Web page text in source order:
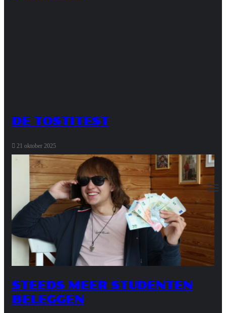
DE TOSTITEST
21 oktober 2025
STEEDS MEER STUDENTEN
BELEGGEN